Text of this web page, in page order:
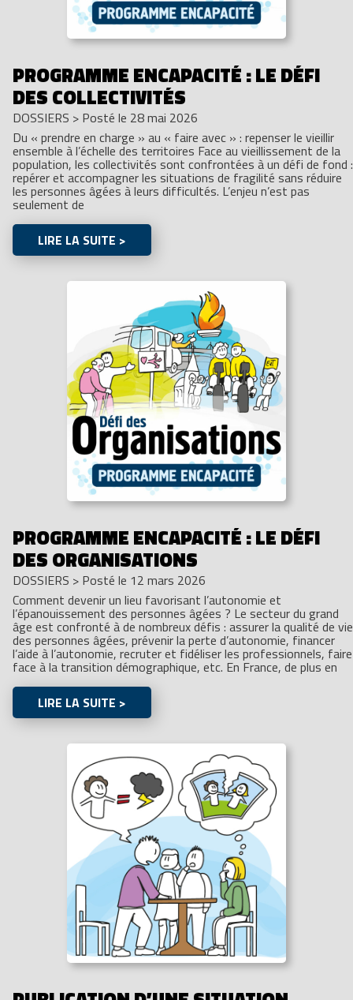
PROGRAMME ENCAPACITÉ : LE DÉFI
DES COLLECTIVITÉS
DOSSIERS > Posté le 28 mai 2026
Du « prendre en charge » au « faire avec » : repenser le vieillir
ensemble à l’échelle des territoires Face au vieillissement de la
population, les collectivités sont confrontées à un défi de fond :
repérer et accompagner les situations de fragilité sans réduire
les personnes âgées à leurs difficultés. L’enjeu n’est pas
seulement de
LIRE LA SUITE >
PROGRAMME ENCAPACITÉ : LE DÉFI
DES ORGANISATIONS
DOSSIERS > Posté le 12 mars 2026
Comment devenir un lieu favorisant l’autonomie et
l’épanouissement des personnes âgées ? Le secteur du grand
âge est confronté à de nombreux défis : assurer la qualité de vie
des personnes âgées, prévenir la perte d’autonomie, financer
l’aide à l’autonomie, recruter et fidéliser les professionnels, faire
face à la transition démographique, etc. En France, de plus en
LIRE LA SUITE >